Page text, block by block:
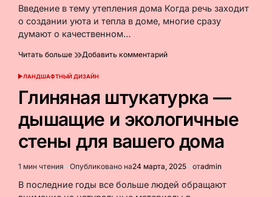
время
чтения
Введение в тему утепления дома Когда речь заходит
о создании уюта и тепла в доме, многие сразу
думают о качественном…
Читать больше Добавить комментарийк
экологичные
альтернативы
минеральной
ОПУБЛИКОВАНО
ЛАНДШАФТНЫЙ ДИЗАЙН
Глиняная штукатурка —
дышащие и экологичные
стены для вашего дома
Расчётное
время
1 мин чтения Опубликовано на24 марта, 2025 отadmin
В последние годы все больше людей обращают